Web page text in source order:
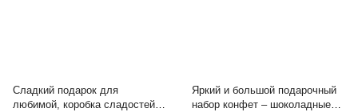
Сладкий подарок для
любимой, коробка сладостей –
Яркий и большой подарочный
набор конфет – шоколадные